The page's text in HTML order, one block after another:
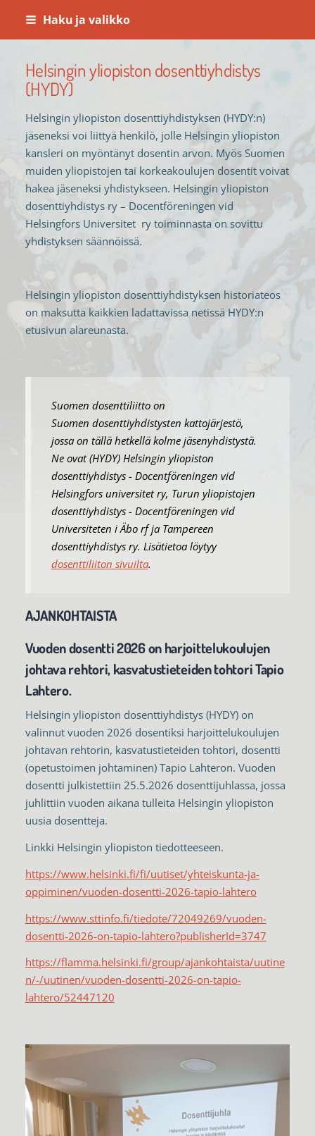
Siirry
Haku ja valikko
Helsingin yliopiston dosenttiyhdistys
(HYDY)
Helsingin yliopiston dosenttiyhdistyksen (HYDY:n)
jäseneksi voi liittyä henkilö, jolle Helsingin yliopiston
kansleri on myöntänyt dosentin arvon. Myös Suomen
muiden yliopistojen tai korkeakoulujen dosentit voivat
hakea jäseneksi yhdistykseen. Helsingin yliopiston
dosenttiyhdistys ry – Docentföreningen vid
Helsingfors Universitet ry toiminnasta on sovittu
yhdistyksen säännöissä.
Helsingin yliopiston dosenttiyhdistyksen historiateos
on maksutta kaikkien ladattavissa netissä HYDY:n
etusivun alareunasta.
Suomen dosenttiliitto on
Suomen dosenttiyhdistysten kattojärjestö,
jossa on tällä hetkellä kolme jäsenyhdistystä.
Ne ovat (HYDY) Helsingin yliopiston
dosenttiyhdistys - Docentföreningen vid
Helsingfors universitet ry, Turun yliopistojen
dosenttiyhdistys - Docentföreningen vid
Universiteten i Äbo rf ja Tampereen
dosenttiyhdistys ry. Lisätietoa löytyy
dosenttiliiton sivuilta.
AJANKOHTAISTA
Vuoden dosentti 2026 on harjoittelukoulujen
johtava rehtori, kasvatustieteiden tohtori Tapio
Lahtero.
Helsingin yliopiston dosenttiyhdistys (HYDY) on
valinnut vuoden 2026 dosentiksi harjoittelukoulujen
johtavan rehtorin, kasvatustieteiden tohtori, dosentti
(opetustoimen johtaminen) Tapio Lahteron. Vuoden
dosentti julkistettiin 25.5.2026 dosenttijuhlassa, jossa
juhlittiin vuoden aikana tulleita Helsingin yliopiston
uusia dosentteja.
Linkki Helsingin yliopiston tiedotteeseen.
https://www.helsinki.fi/fi/uutiset/yhteiskunta-ja-
oppiminen/vuoden-dosentti-2026-tapio-lahtero
https://www.sttinfo.fi/tiedote/72049269/vuoden-
dosentti-2026-on-tapio-lahtero?publisherId=3747
https://flamma.helsinki.fi/group/ajankohtaista/uutine
n/-/uutinen/vuoden-dosentti-2026-on-tapio-
lahtero/52447120